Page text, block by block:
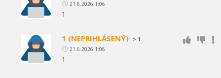
21.6.2026 1:06
1
1 (NEPRIHLÁSENÝ) -> 1
21.6.2026 1:06
1